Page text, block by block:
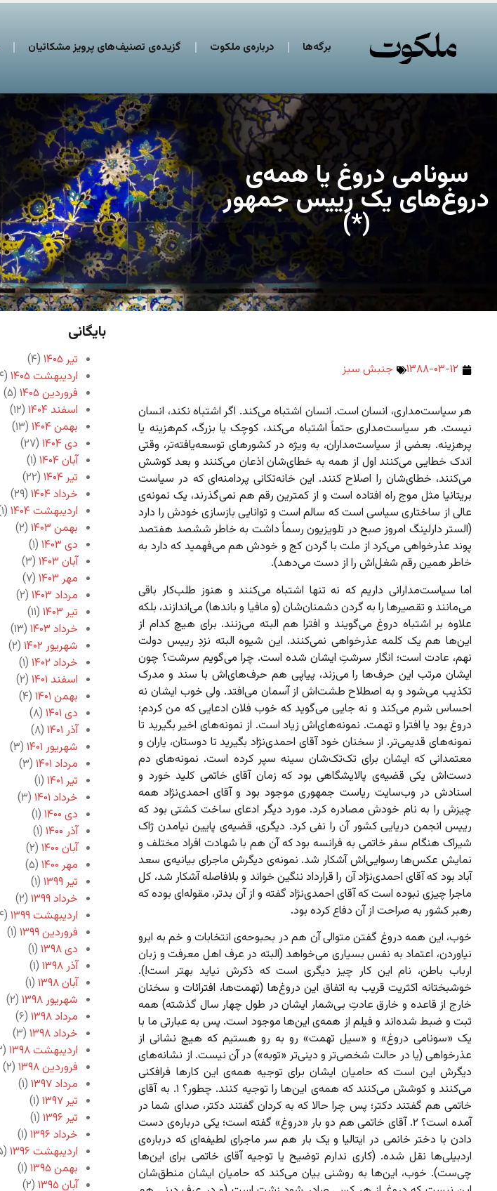
برگه‌ها درباره‌ی ملکوت گزیده‌ی تصنیف‌های پرویز مشکاتیان
سونامی دروغ یا همه‌ی
دروغ‌های یک رییس جمهور
(*)
۱۳۸۸-۰۳-۱۲ جنبش سبز
هر سیاست‌مداری، انسان است. انسان اشتباه می‌کند. اگر اشتباه نکند، انسان
نیست. هر سیاست‌مداری حتماً اشتباه می‌کند، کوچک یا بزرگ، کم‌هزینه یا
پرهزینه. بعضی از سیاست‌مداران، به ویژه در کشورهای توسعه‌یافته‌تر، وقتی
اندک خطایی می‌کنند اول از همه به خطای‌شان اذعان می‌کنند و بعد کوشش
می‌کنند، خطای‌شان را اصلاح کنند. این خانه‌تکانی پردامنه‌ای که در سیاست
بریتانیا مثل موج راه افتاده است و از کمترین رقم‌ هم نمی‌گذرند، یک نمونه‌ی
عالی از ساختاری سیاسی است که سالم است و توانایی بازسازی خودش را دارد
(الستر دارلینگ امروز صبح در تلویزیون رسماً داشت به خاطر ششصد هفتصد
پوند عذرخواهی می‌کرد از ملت با گردن کج و خودش هم می‌فهمید که دارد به
خاطر همین رقم شغل‌اش را از دست می‌دهد).
اما سیاست‌مدارانی داریم که نه تنها اشتباه می‌کنند و هنوز طلب‌کار باقی
می‌مانند و تقصیرها را به گردن دشمنان‌شان (و مافیا و باندها) می‌اندازند، بلکه
علاوه بر اشتباه دروغ می‌گویند و افترا هم البته می‌زنند. برای هیچ کدام از
این‌ها هم یک کلمه عذرخواهی نمی‌کنند. این شیوه البته نزدِ رییس دولت
نهم، عادت است؛ انگار سرشتِ ایشان شده است. چرا می‌گویم سرشت؟ چون
ایشان مرتب این حرف‌ها را می‌زند، پیاپی هم حرف‌های‌اش با سند و مدرک
تکذیب می‌شود و به اصطلاح طشت‌اش از آسمان می‌افتد. ولی خوب ایشان نه
احساس شرم می‌کند و نه جایی می‌گوید که خوب فلان ادعایی که من کردم؛
دروغ بود یا افترا و تهمت. نمونه‌های‌اش زیاد است. از نمونه‌های اخیر بگیرید تا
نمونه‌های قدیمی‌تر. از سخنان خود آقای احمدی‌نژاد بگیرید تا دوستان، یاران و
معتمدانی که ایشان برای تک‌تک‌شان سینه سپر کرده است. نمونه‌های دم
دست‌اش یکی قضیه‌ی پالایشگاهی بود که زمان آقای خاتمی کلید خورد و
اسنادش در وب‌سایت ریاست جمهوری موجود بود و آقای احمدی‌نژاد همه
چیزش را به نام خودش مصادره کرد. مورد دیگر ادعای ساخت کشتی بود که
رییس انجمن دریایی کشور آن را نفی کرد. دیگری، قضیه‌ی پایین نیامدن ژاک
شیراک هنگام سفر خاتمی به فرانسه بود که آن هم با شهادت افراد مختلف و
نمایش عکس‌ها رسوایی‌اش آشکار شد. نمونه‌ی دیگرش ماجرای بیانیه‌ی سعد
آباد بود که آقای احمدی‌نژاد آن را قرارداد ننگین خواند و بلافاصله آشکار شد، کل
ماجرا چیزی نبوده است که آقای احمدی‌نژاد گفته و از آن بدتر، مقوله‌ای بوده که
رهبر کشور به صراحت از آن دفاع کرده بود.
خوب، این همه دروغ گفتن متوالی آن هم در بحبوحه‌ی انتخابات و خم به ابرو
نیاوردن، اعتماد به نفس بسیاری می‌خواهد (البته در عرف اهل معرفت و زبان
ارباب باطن، نام این کار چیز دیگری است که ذکرش نیاید بهتر است!).
خوشبختانه اکثریت قریب به اتفاق این دروغ‌ها (تهمت‌ها، افترائات و سخنان
خارج از قاعده و خارق عادتِ بی‌شمار ایشان در طول چهار سال گذشته) همه
ثبت و ضبط شده‌اند و فیلم از همه‌ی این‌ها موجود است. پس به عبارتی ما با
یک «سونامی دروغ» و «سیل تهمت» رو به رو هستیم که هیچ نشانی از
عذرخواهی (یا در حالت شخصی‌تر و دینی‌تر «توبه») در آن نیست. از نشانه‌های
دیگرش این است که حامیان ایشان برای توجیه همه‌ی این کارها فرافکنی
می‌کنند و کوشش می‌کنند که همه‌ی این‌ها را توجیه کنند. چطور؟ ۱. به آقای
خاتمی هم گفتند دکتر؛ پس چرا حالا که به کردان گفتند دکتر، صدای شما در
آمده است؟ ۲. آقای خاتمی هم دو بار «دروغ» گفته است؛ یکی درباره‌ی دست
دادن با دختر خانمی در ایتالیا و‌ یک بار هم سر ماجرای لطیفه‌ای که درباره‌ی
اردبیلی‌ها نقل شده. (کاری ندارم توضیح یا توجیه آقای خاتمی برای این‌ها
چی‌ست). خوب، این‌ها به روشنی بیان می‌کند که حامیان ایشان منطق‌شان
بایگانی
تیر ۱۴۰۵
(۴)
اردیبهشت ۱۴۰۵
(۴)
فروردین ۱۴۰۵
(۵)
اسفند ۱۴۰۴
(۱۲)
بهمن ۱۴۰۴
(۱۳)
دی ۱۴۰۴
(۲۷)
آبان ۱۴۰۴
(۱)
تیر ۱۴۰۴
(۲۲)
خرداد ۱۴۰۴
(۲۹)
اردیبهشت ۱۴۰۴
(۱)
بهمن ۱۴۰۳
(۲)
دی ۱۴۰۳
(۱)
آبان ۱۴۰۳
(۳)
مهر ۱۴۰۳
(۷)
مرداد ۱۴۰۳
(۲)
تیر ۱۴۰۳
(۱۱)
خرداد ۱۴۰۳
(۱۳)
شهریور ۱۴۰۲
(۲)
خرداد ۱۴۰۲
(۱)
اسفند ۱۴۰۱
(۲)
بهمن ۱۴۰۱
(۴)
دی ۱۴۰۱
(۸)
آذر ۱۴۰۱
(۸)
شهریور ۱۴۰۱
(۳)
مرداد ۱۴۰۱
(۳)
تیر ۱۴۰۱
(۱)
خرداد ۱۴۰۱
(۳)
دی ۱۴۰۰
(۱)
آذر ۱۴۰۰
(۱)
آبان ۱۴۰۰
(۲)
مهر ۱۴۰۰
(۵)
تیر ۱۳۹۹
(۱)
خرداد ۱۳۹۹
(۲)
اردیبهشت ۱۳۹۹
(۴)
فروردین ۱۳۹۹
(۱)
دی ۱۳۹۸
(۱)
آذر ۱۳۹۸
(۱)
آبان ۱۳۹۸
(۱)
شهریور ۱۳۹۸
(۲)
مرداد ۱۳۹۸
(۶)
خرداد ۱۳۹۸
(۳)
اردیبهشت ۱۳۹۸
(۳)
فروردین ۱۳۹۸
(۲)
مرداد ۱۳۹۷
(۱)
تیر ۱۳۹۷
(۱)
تیر ۱۳۹۶
(۱)
خرداد ۱۳۹۶
(۱)
اردیبهشت ۱۳۹۶
(۵)
بهمن ۱۳۹۵
(۱)
آبان ۱۳۹۵
(۲)